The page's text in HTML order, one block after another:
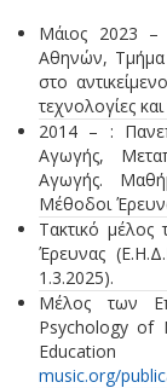
Μάιος 2023 –
Αθηνών,
στο
τεχνολογίες
2014 – :
Αγωγής,
Αγωγής.
Μέθοδοι
Τακτικό μέλος
Έρευνας
1.3.2025).
Μέλος των
Psychology of
music.org/